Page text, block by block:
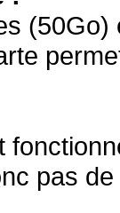
pas